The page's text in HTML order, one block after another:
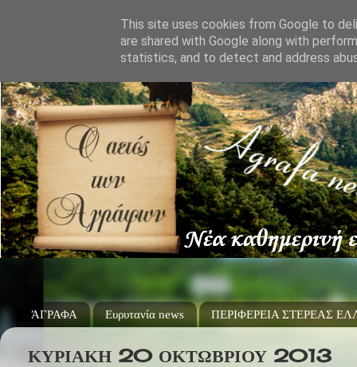
ΆΓΡΑΦΑ Ευρυτανία news ΠΕΡΙΦΕΡΕΙΑ ΣΤΕΡΕΑΣ
ΚΥΡΙΑΚΉ 20 ΟΚΤΩΒΡΊΟΥ 2013
This site uses cookies from Google to
are shared with Google along with
statistics, and to detect and address